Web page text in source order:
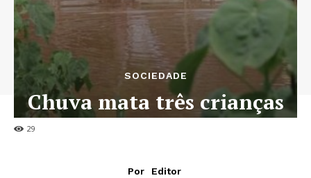
29
SOCIEDADE
Chuva mata três crianças
no Cuanza-Norte
Por
Editor